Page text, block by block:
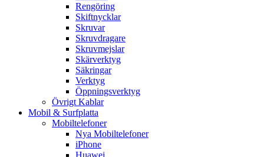
Rengöring
Skiftnycklar
Skruvar
Skruvdragare
Skruvmejslar
Skärverktyg
Säkringar
Verktyg
Öppningsverktyg
Övrigt Kablar
Mobil & Surfplatta
Mobiltelefoner
Nya Mobiltelefoner
iPhone
Huawei